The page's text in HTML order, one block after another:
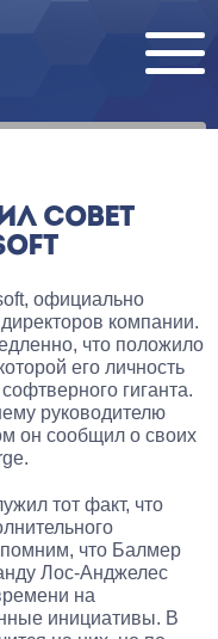
СОВЕТ
официально
компании.
что положило
его личность
гиганта.
руководителю
он сообщил о своих
тот факт, что
что Балмер
Лос-Анджелес
на
инициативы. В